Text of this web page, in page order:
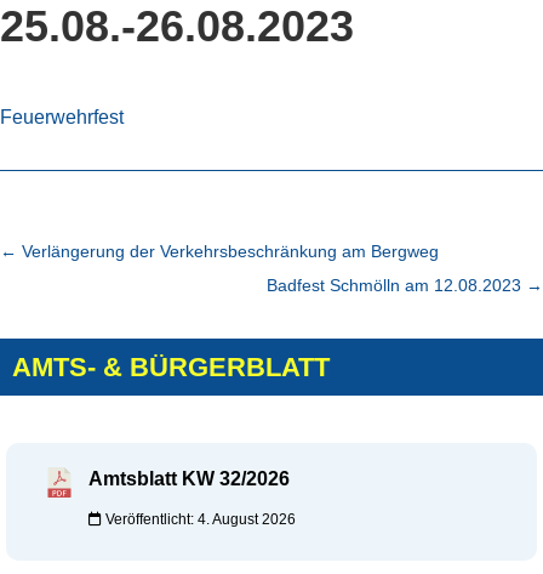
25.08.-26.08.2023
Feuerwehrfest
← Verlängerung der Verkehrsbeschränkung am Bergweg
Badfest Schmölln am 12.08.2023 →
AMTS- & BÜRGERBLATT
Amtsblatt KW 32/2026
Veröffentlicht: 4. August 2026